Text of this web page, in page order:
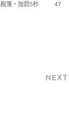
落，加罰5秒 47